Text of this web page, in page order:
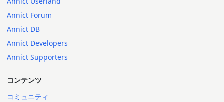
Annict Forum
Annict DB
Annict Developers
Annict Supporters
コンテンツ
コミュニティ